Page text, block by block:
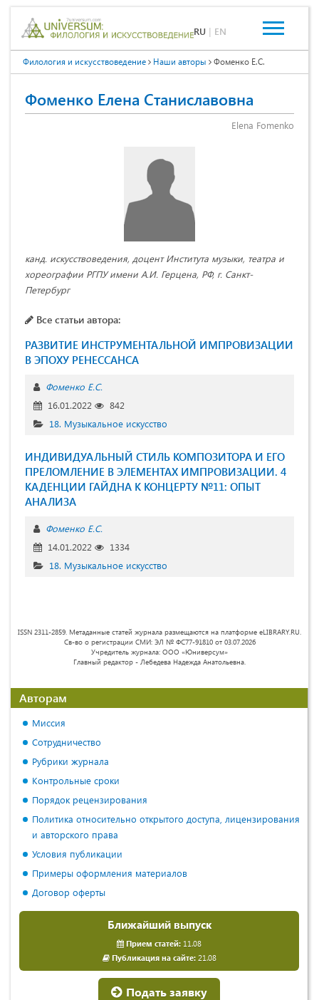
RU | EN
Филология и искусствоведение Наши авторы Фоменко Е.С.
Фоменко Елена Станиславовна
Elena Fomenko
канд. искусствоведения, доцент Института музыки, театра и
хореографии РГПУ имени А.И. Герцена, РФ, г. Санкт-
Петербург
Все статьи автора:
РАЗВИТИЕ ИНСТРУМЕНТАЛЬНОЙ ИМПРОВИЗАЦИИ
В ЭПОХУ РЕНЕССАНСА
Фоменко Е.С.
16.01.2022
842
18. Музыкальное искусство
ИНДИВИДУАЛЬНЫЙ СТИЛЬ КОМПОЗИТОРА И ЕГО
ПРЕЛОМЛЕНИЕ В ЭЛЕМЕНТАХ ИМПРОВИЗАЦИИ. 4
КАДЕНЦИИ ГАЙДНА К КОНЦЕРТУ №11: ОПЫТ
АНАЛИЗА
Фоменко Е.С.
14.01.2022
1334
18. Музыкальное искусство
ISSN 2311-2859. Метаданные статей журнала размещаются на платформе eLIBRARY.RU.
Св-во о регистрации СМИ: ЭЛ № ФС77-91810 от 03.07.2026
Учредитель журнала: ООО «Юниверсум»
Главный редактор - Лебедева Надежда Анатольевна.
Авторам
Миссия
Сотрудничество
Рубрики журнала
Контрольные сроки
Порядок рецензирования
Политика относительно открытого доступа, лицензирования
и авторского права
Условия публикации
Примеры оформления материалов
Договор оферты
Ближайший выпуск
Прием статей: 11.08
Публикация на сайте:21.08
Подать заявку